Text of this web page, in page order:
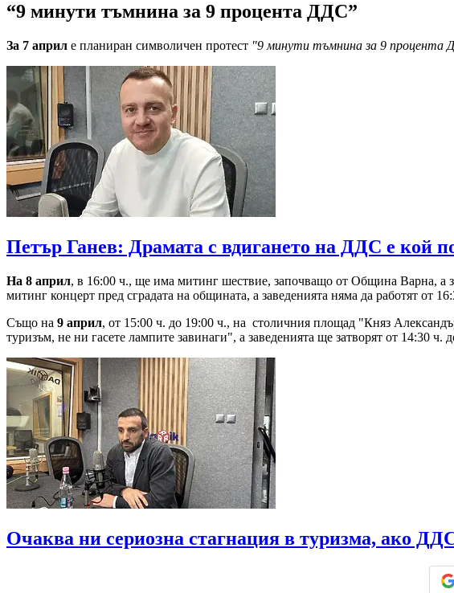
“9 минути тъмнина за 9 процента ДДС”
За 7 април е планиран символичен протест "9 минути тъмнина за 9 процента
Петър Ганев: Драмата с вдигането на ДДС е кой
На 8 април, в 16:00 ч., ще има митинг шествие, започващо от Община Варна, а
митинг концерт пред сградата на общината, а заведенията няма да работят от
Също на 9 април, от 15:00 ч. до 19:00 ч., на столичния площад "Княз
туризъм, не ни гасете лампите завинаги", а заведенията ще затворят от 14:30 ч.
Очаква ни сериозна стагнация в туризма, ако